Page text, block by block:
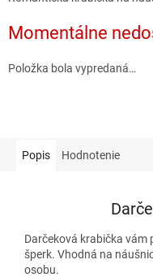
cena:
Momentálne
Položka bola vypredaná…
Popis Hodnotenie
Darčeková krabička vám
šperk. Vhodná na
osobu.